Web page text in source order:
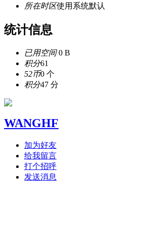
所在时区使用系统默认
统计信息
已用空间0 B
积分61
52币0 个
积分47 分
WANGHF
加为好友
给我留言
打个招呼
发送消息